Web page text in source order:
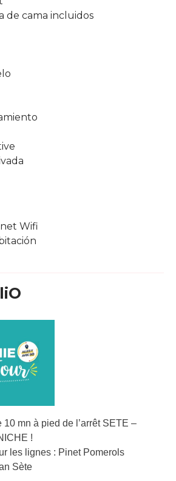
de cama incluidos
Wifi
10 mn à pied de l’arrêt SETE –
!
les lignes : Pinet Pomerols
Sète